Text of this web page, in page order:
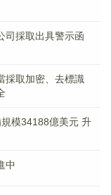
司採取出具警示函
採取加密、去標識
模34188億美元 升
中